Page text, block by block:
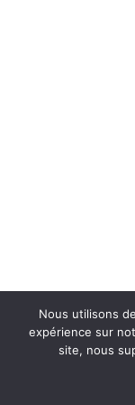
Nous utilisons
expérience sur
site, nous